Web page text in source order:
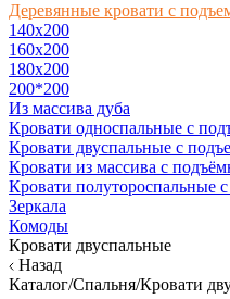
Деревянные кровати с
140x200
160х200
180х200
200*200
Из массива дуба
Кровати односпальные с
Кровати двуспальные с
Кровати из массива с
Кровати полутороспальные
Зеркала
Комоды
Кровати двуспальные
Назад
Каталог/Спальня/Кровати